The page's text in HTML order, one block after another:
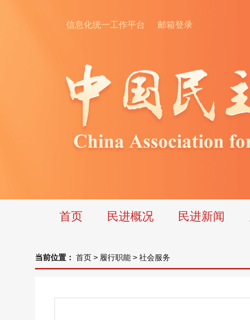
信息化统一工作平台 邮箱登录
首页 民进概况 民进新闻
当前位置： 首页 > 履行职能 > 社会服务